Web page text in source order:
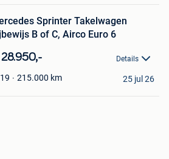
Sprinter Takelwagen
B of C, Airco Euro 6
Details
215.000 km 25 jul 26